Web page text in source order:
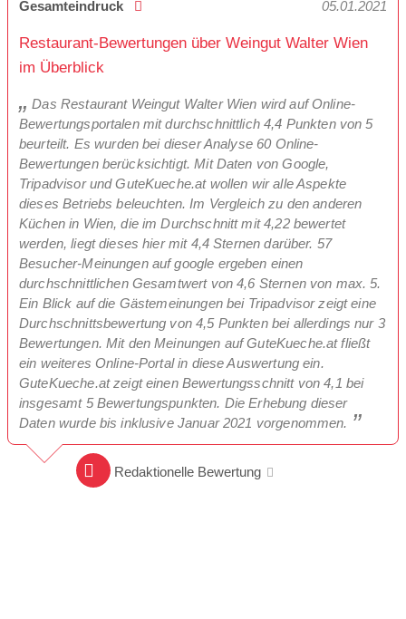
Gesamteindruck 05.01.2021
Restaurant-Bewertungen über Weingut Walter Wien
im Überblick
Das Restaurant Weingut Walter Wien wird auf Online-
Bewertungsportalen mit durchschnittlich 4,4 Punkten von 5
beurteilt. Es wurden bei dieser Analyse 60 Online-
Bewertungen berücksichtigt. Mit Daten von Google,
Tripadvisor und GuteKueche.at wollen wir alle Aspekte
dieses Betriebs beleuchten. Im Vergleich zu den anderen
Küchen in Wien, die im Durchschnitt mit 4,22 bewertet
werden, liegt dieses hier mit 4,4 Sternen darüber. 57
Besucher-Meinungen auf google ergeben einen
durchschnittlichen Gesamtwert von 4,6 Sternen von max. 5.
Ein Blick auf die Gästemeinungen bei Tripadvisor zeigt eine
Durchschnittsbewertung von 4,5 Punkten bei allerdings nur 3
Bewertungen. Mit den Meinungen auf GuteKueche.at fließt
ein weiteres Online-Portal in diese Auswertung ein.
GuteKueche.at zeigt einen Bewertungsschnitt von 4,1 bei
insgesamt 5 Bewertungspunkten. Die Erhebung dieser
Daten wurde bis inklusive Januar 2021 vorgenommen.
Redaktionelle Bewertung